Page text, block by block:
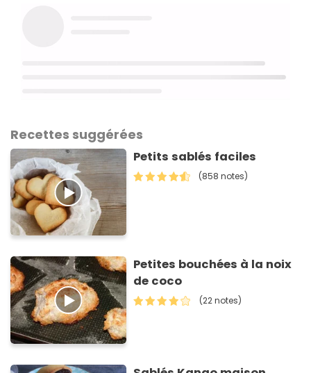
Recettes suggérées
Petits sablés faciles
(858 notes)
Petites bouchées à la noix
de coco
(22 notes)